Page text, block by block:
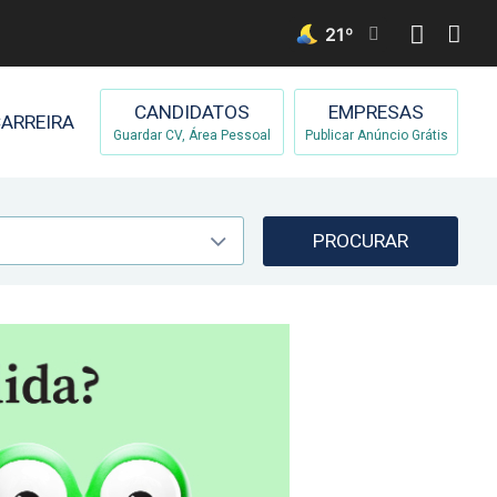
21º
CANDIDATOS
Guardar CV, Área Pessoal
EMPRESAS
Publicar Anúncio Grátis
PROCURAR